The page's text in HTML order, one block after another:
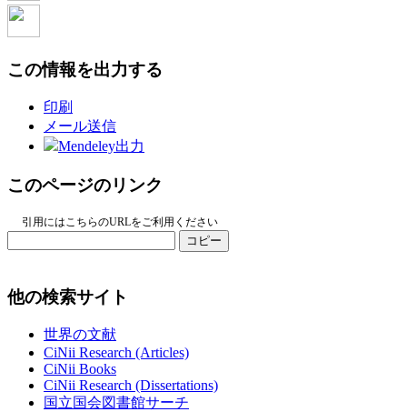
この情報を出力する
印刷
メール送信
Mendeley出力
このページのリンク
引用にはこちらのURLをご利用ください
コピー
他の検索サイト
世界の文献
CiNii Research (Articles)
CiNii Books
CiNii Research (Dissertations)
国立国会図書館サーチ